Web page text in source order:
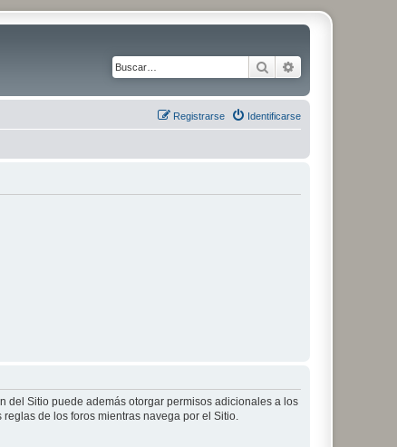
Buscar
Identificarse
Registrarse
del Sitio puede además otorgar permisos adicionales a los
de los foros mientras navega por el Sitio.